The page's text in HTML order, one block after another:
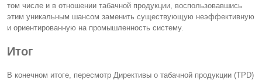
том числе и в отношении табачной продукции, воспользовавшись
этим уникальным шансом заменить существующую неэффективную
и ориентированную на промышленность систему.
Итог
В конечном итоге, пересмотр Директивы о табачной продукции (TPD)